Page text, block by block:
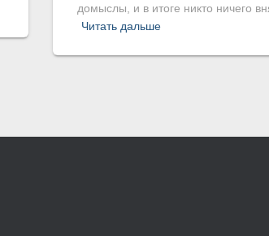
домыслы, и в итоге никто ничего
Читать дальше